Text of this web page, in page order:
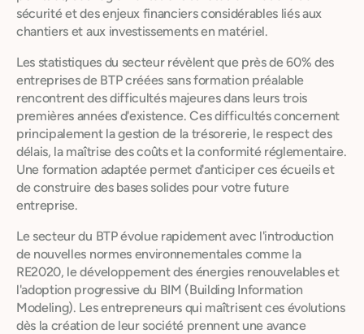
sécurité et des enjeux financiers considérables liés aux
chantiers et aux investissements en matériel.
Les statistiques du secteur révèlent que près de 60% des
entreprises de BTP créées sans formation préalable
rencontrent des difficultés majeures dans leurs trois
premières années d'existence. Ces difficultés concernent
principalement la gestion de la trésorerie, le respect des
délais, la maîtrise des coûts et la conformité réglementaire.
Une formation adaptée permet d'anticiper ces écueils et
de construire des bases solides pour votre future
entreprise.
Le secteur du BTP évolue rapidement avec l'introduction
de nouvelles normes environnementales comme la
RE2020, le développement des énergies renouvelables et
l'adoption progressive du BIM (Building Information
Modeling). Les entrepreneurs qui maîtrisent ces évolutions
dès la création de leur société prennent une avance